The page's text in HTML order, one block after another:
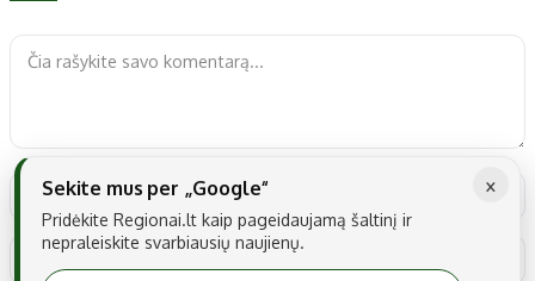
×
Sekite mus per „Google“
Pridėkite Regionai.lt kaip pageidaujamą šaltinį ir
nepraleiskite svarbiausių naujienų.